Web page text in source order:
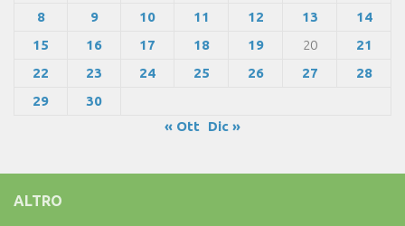
8
9 10 11 12 13
14
15
16 17 18 19 20
21
22
23 24 25 26 27
28
29
30
« Ott
Dic »
ALTRO